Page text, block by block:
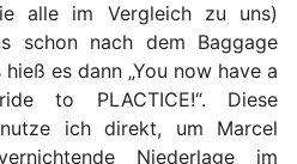
alle im Vergleich zu uns)
schon nach dem Baggage
hieß es dann „You now have a
to PLACTICE!“. Diese
nutze ich direkt, um Marcel
Niederlage im